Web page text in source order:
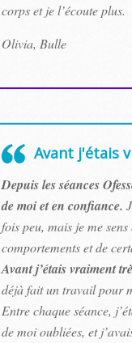
corps et je l’écoute plus.
Olivia, Bulle
Avant j'étais
Depuis les séances
de moi et en confiance.
fois peu, mais je me
comportements et de
Avant j’étais vraiment
déjà fait un travail pour
Entre chaque séance,
de moi oubliées, et